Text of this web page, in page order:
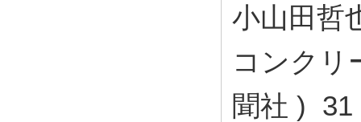
小山田哲
コンクリ
聞社 )